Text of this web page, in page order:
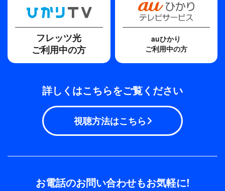
フレッツ光
ご利用中の方
auひかり
ご利用中の方
詳しくはこちらをご覧ください
視聴方法はこちら
お電話のお問い合わせもお気軽に!